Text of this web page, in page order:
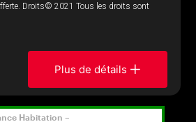
Droits© 2021 Tous les droits sont
Plus de détails